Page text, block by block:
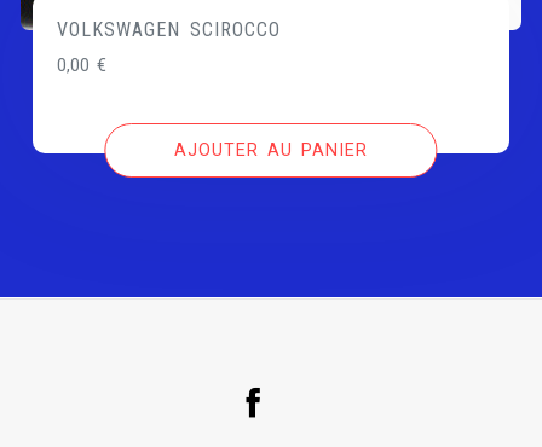
VOLKSWAGEN SCIROCCO
0,00€
AJOUTER AU PANIER